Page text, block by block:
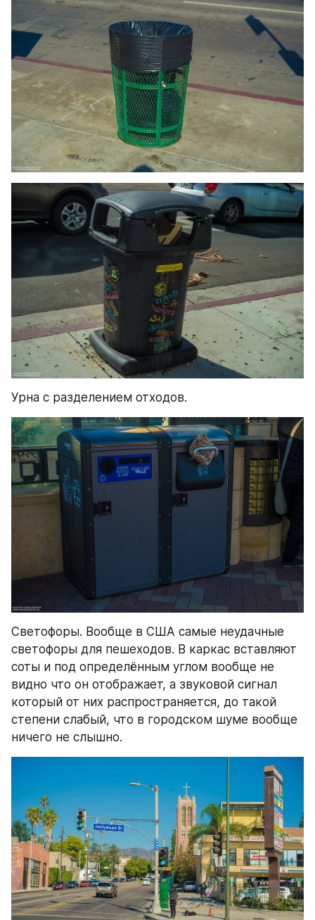
Урна с разделением отходов.
Светофоры. Вообще в США самые неудачные
светофоры для пешеходов. В каркас вставляют
соты и под определённым углом вообще не
видно что он отображает, а звуковой сигнал
который от них распространяется, до такой
степени слабый, что в городском шуме вообще
ничего не слышно.